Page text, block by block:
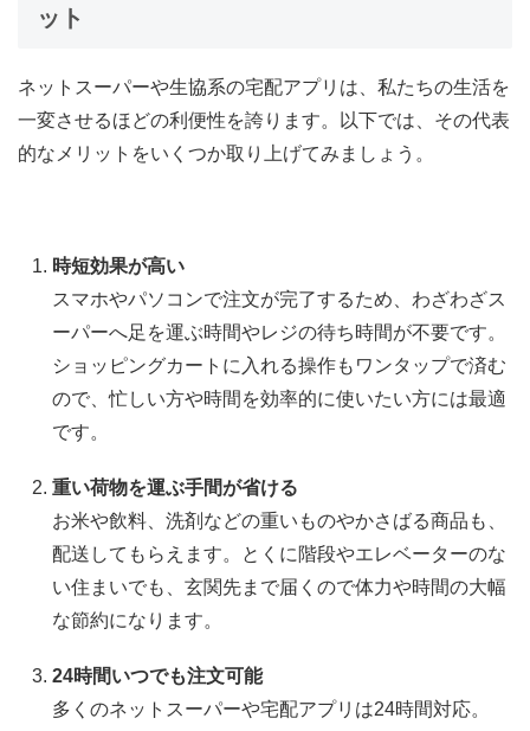
ット
ネットスーパーや生協系の宅配アプリは、私たちの生活を
一変させるほどの利便性を誇ります。以下では、その代表
的なメリットをいくつか取り上げてみましょう。
時短効果が高い
スマホやパソコンで注文が完了するため、わざわざス
ーパーへ足を運ぶ時間やレジの待ち時間が不要です。
ショッピングカートに入れる操作もワンタップで済む
ので、忙しい方や時間を効率的に使いたい方には最適
です。
重い荷物を運ぶ手間が省ける
お米や飲料、洗剤などの重いものやかさばる商品も、
配送してもらえます。とくに階段やエレベーターのな
い住まいでも、玄関先まで届くので体力や時間の大幅
な節約になります。
24時間いつでも注文可能
多くのネットスーパーや宅配アプリは24時間対応。